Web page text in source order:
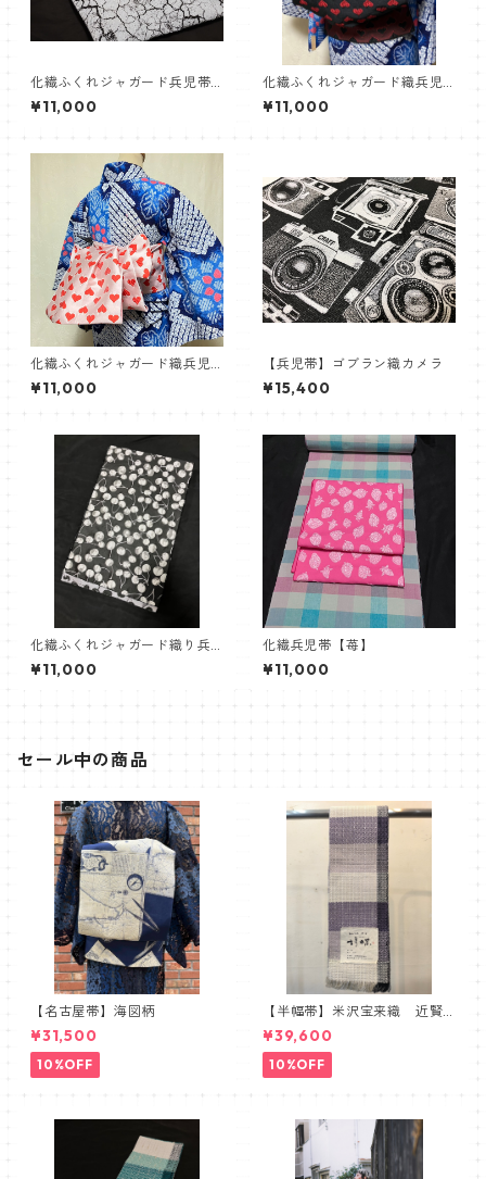
化繊ふくれジャガード兵児帯
【大理石模様】
¥11,000
化繊ふくれジャガード織兵児
帯【黒ハート】
¥11,000
化繊ふくれジャガード織兵児
帯【白ハート】
¥11,000
【兵児帯】ゴブラン織カメラ
¥15,400
化繊ふくれジャガード織り兵
児帯【黒さくらんぼ】
¥11,000
化繊兵児帯【苺】
¥11,000
セール中の商品
【名古屋帯】海図柄
¥31,500
10%OFF
【半幅帯】米沢宝来織 近賢
織物謹製 胡蝶 ラベンダー
¥39,600
10%OFF